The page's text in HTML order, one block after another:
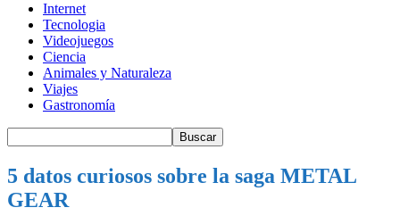
Internet
Tecnologia
Videojuegos
Ciencia
Animales y Naturaleza
Viajes
Gastronomía
5 datos curiosos sobre la saga METAL
GEAR